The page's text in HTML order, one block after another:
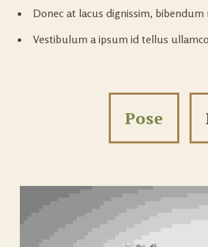
Donec at lacus dignissim,
Vestibulum a ipsum id tellus
Pose